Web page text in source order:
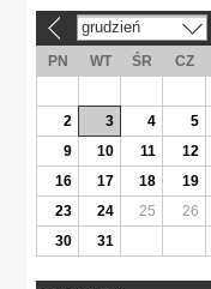
grudzień
PN WT ŚR CZ
2
3 4 5
9
10 11 12
16
17 18 19
23
24 25 26
30
31